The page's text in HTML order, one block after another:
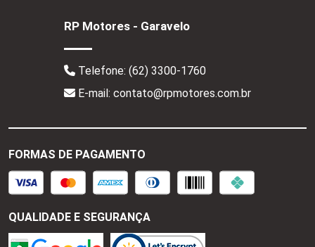
RP Motores - Garavelo
Telefone: (62) 3300-1760
E-mail: contato@rpmotores.com.br
FORMAS DE PAGAMENTO
QUALIDADE E SEGURANÇA